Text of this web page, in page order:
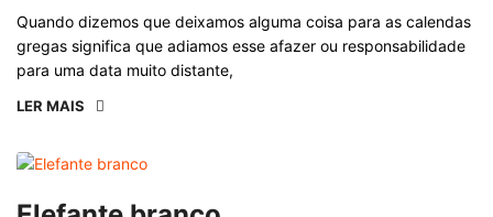
Quando dizemos que deixamos alguma coisa para as calendas
gregas significa que adiamos esse afazer ou responsabilidade
para uma data muito distante,
LER MAIS